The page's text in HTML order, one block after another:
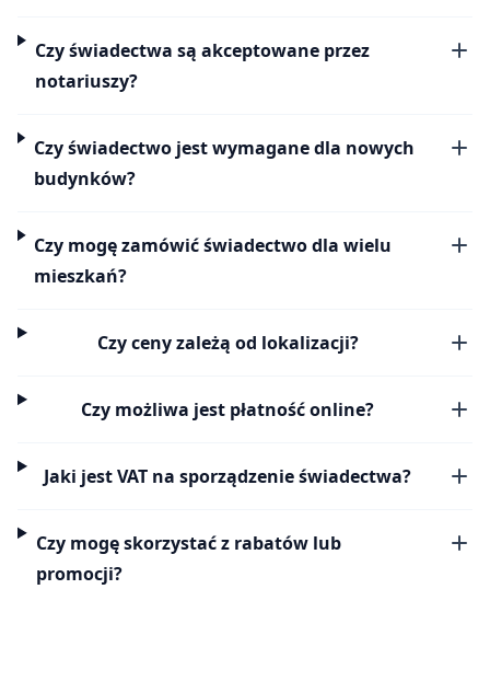
Czy świadectwa są akceptowane przez
notariuszy?
Czy świadectwo jest wymagane dla nowych
budynków?
Czy mogę zamówić świadectwo dla wielu
mieszkań?
Czy ceny zależą od lokalizacji?
Czy możliwa jest płatność online?
Jaki jest VAT na sporządzenie świadectwa?
Czy mogę skorzystać z rabatów lub
promocji?